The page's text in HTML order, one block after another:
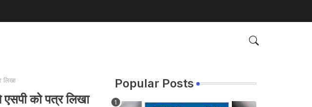
लिखा
को पत्र लिखा
Popular Posts